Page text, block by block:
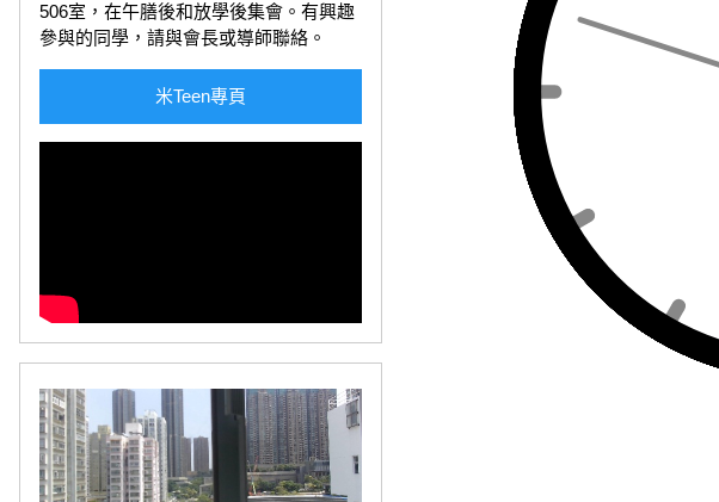
506室，在午膳後和放學後集會。有興趣
參與的同學，請與會長或導師聯絡。
米Teen專頁